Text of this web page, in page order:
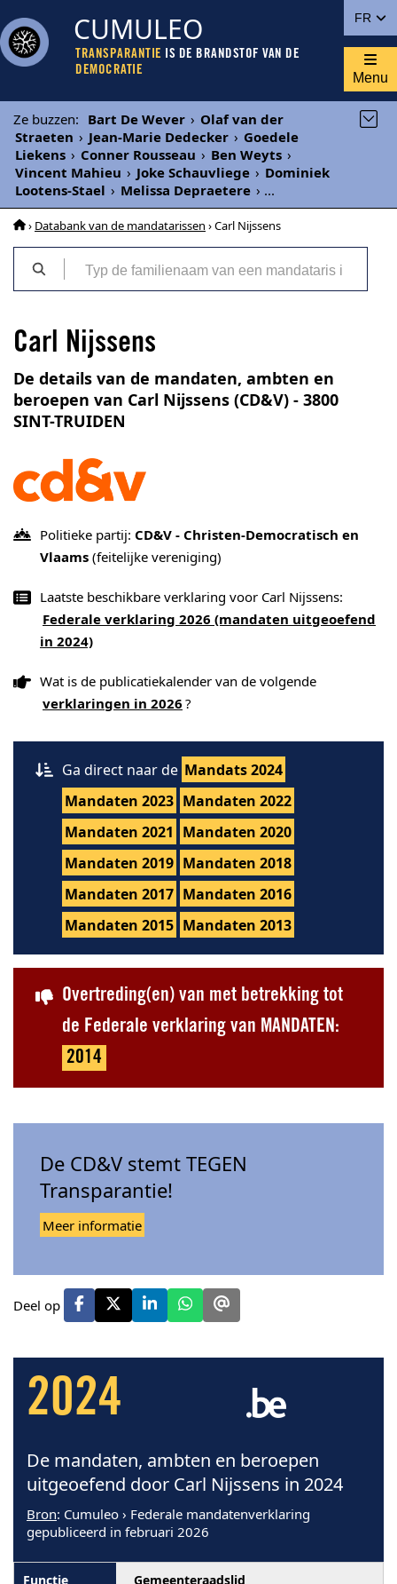
FR
CUMULEO
TRANSPARANTIE IS DE BRANDSTOF VAN DE
DEMOCRATIE
Menu
Ze buzzen: Bart De Wever › Olaf van der
Straeten › Jean-Marie Dedecker › Goedele
Liekens › Conner Rousseau › Ben Weyts ›
Vincent Mahieu › Joke Schauvliege › Dominiek
Lootens-Stael › Melissa Depraetere › ...
› Databank van de mandatarissen › Carl Nijssens
Carl Nijssens
De details van de mandaten, ambten en
beroepen van Carl Nijssens (CD&V) - 3800
SINT-TRUIDEN
Politieke partij: CD&V - Christen-Democratisch en
Vlaams (feitelijke vereniging)
Laatste beschikbare verklaring voor Carl Nijssens:
Federale verklaring 2026 (mandaten uitgeoefend
in 2024)
Wat is de publicatiekalender van de volgende
verklaringen in 2026 ?
Ga direct naar de Mandats 2024
Mandaten 2023 Mandaten 2022
Mandaten 2021 Mandaten 2020
Mandaten 2019 Mandaten 2018
Mandaten 2017 Mandaten 2016
Mandaten 2015 Mandaten 2013
Overtreding(en) van met betrekking tot
de Federale verklaring van MANDATEN:
2014
De CD&V stemt TEGEN
Transparantie!
Meer informatie
Deel op
2024
De mandaten, ambten en beroepen
uitgeoefend door Carl Nijssens in 2024
Bron: Cumuleo › Federale mandatenverklaring
gepubliceerd in februari 2026
Gemeenteraadslid